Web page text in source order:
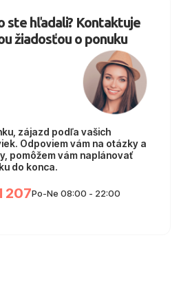
ste hľadali? Kontaktuje
žiadosťou o ponuku
zájazd podľa vašich
Odpoviem vám na otázky a
pomôžem vám naplánovať
do konca.
207Po-Ne 08:00 - 22:00